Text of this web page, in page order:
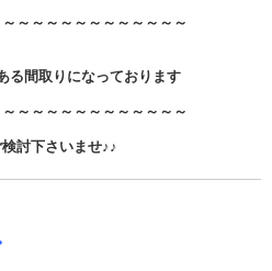
～～～～～～～～～～～～
る間取りになっております
～～～～～～～～～～～～
討下さいませ♪♪